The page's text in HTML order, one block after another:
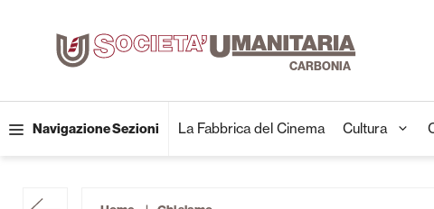
contenuto
Navigazione Sezioni La Fabbrica del Cinema Cultura